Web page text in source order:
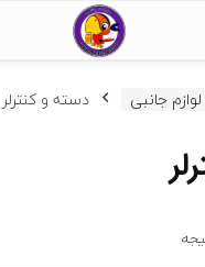
جانبی دسته و کنترلر